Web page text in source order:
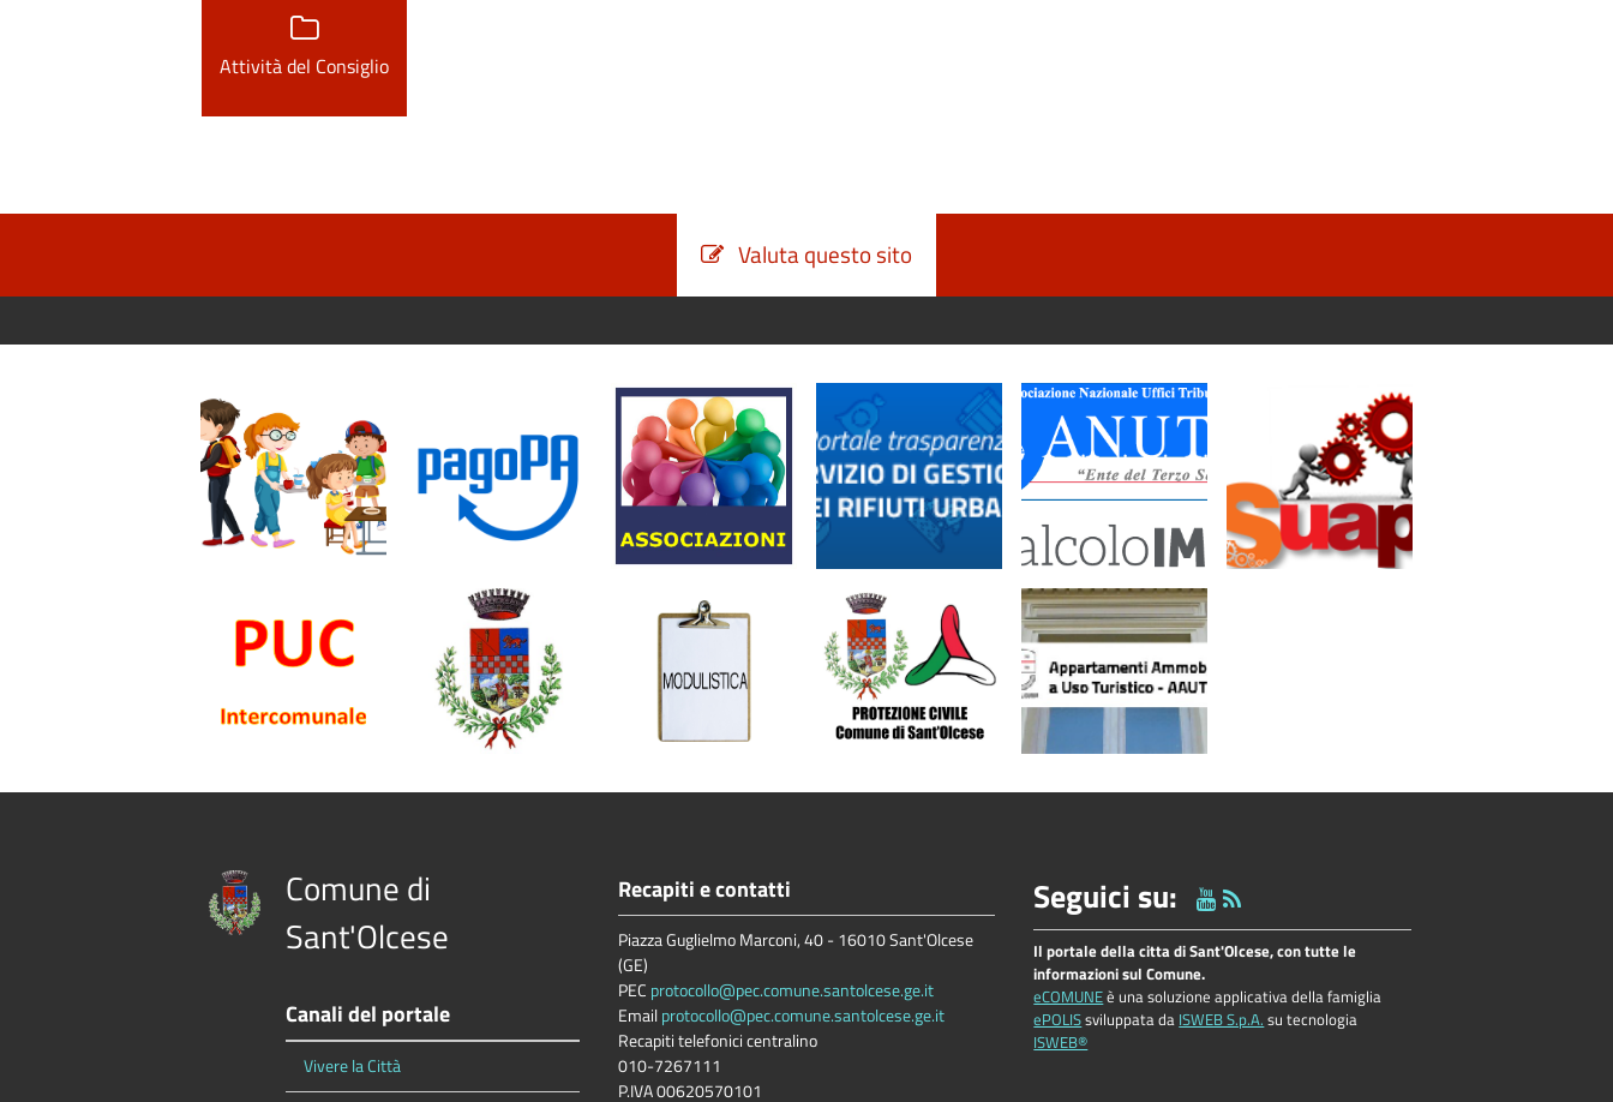
Attività del Consiglio
Valuta questo sito
Comune di
Sant'Olcese
Canali del portale
Vivere la Città
Recapiti e contatti
Piazza Guglielmo Marconi, 40 - 16010 Sant'Olcese
(GE)
PEC protocollo@pec.comune.santolcese.ge.it
Emailprotocollo@pec.comune.santolcese.ge.it
Recapiti telefonici centralino
010-7267111
P.IVA 00620570101
Seguici su:
Il portale della citta di Sant'Olcese, con tutte le
informazioni sul Comune.
eCOMUNEè una soluzione applicativa della famiglia
ePOLISsviluppata da ISWEB S.p.A. su tecnologia
ISWEB®